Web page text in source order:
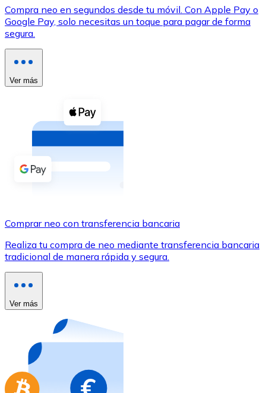
XRP
XRP
Ver todo
Compra criptomonedas con efectivo en tu tienda más
Comprar con efectivo
Transferencia SEPA
Utiliza tarjetas Visa y Mastercard para comprar
Comprar con tarjeta
Compra tarjetas regalo de tus marcas favoritas con
Ir a la tienda de tarjetas regalo
Compra neo en segundos desde tu móvil. Con Apple Pay o
Google Pay, solo necesitas un toque para pagar de forma
segura.
Ver más
Comprar neo con transferencia bancaria
Realiza tu compra de neo mediante transferencia bancaria
tradicional de manera rápida y segura.
Ver más